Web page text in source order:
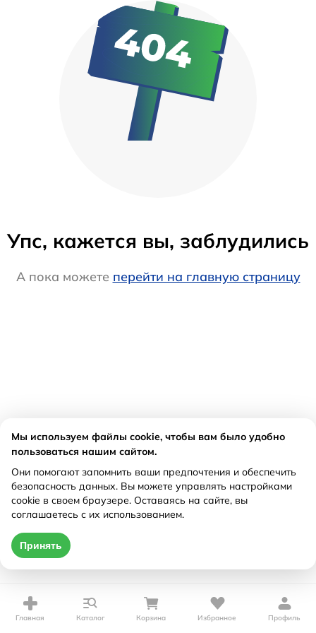
Упс, кажется вы, заблудились
А пока можете перейти на главную страницу
Главная Каталог Корзина Избранное Профиль
Мы используем файлы cookie, чтобы вам было удобно
пользоваться нашим сайтом.
Они помогают запомнить ваши предпочтения и обеспечить
безопасность данных. Вы можете управлять настройками
cookie в своем браузере. Оставаясь на сайте, вы
соглашаетесь с их использованием.
Принять